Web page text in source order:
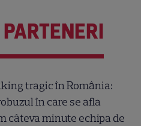
tragic în România:
în care se afla
câteva minute echipa de